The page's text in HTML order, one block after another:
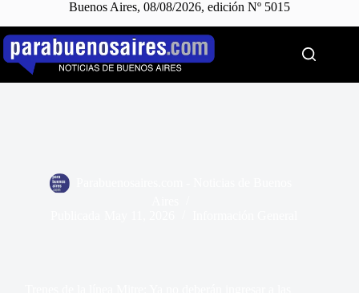
Buenos Aires, 08/08/2026, edición Nº 5015
Saltar
contenido